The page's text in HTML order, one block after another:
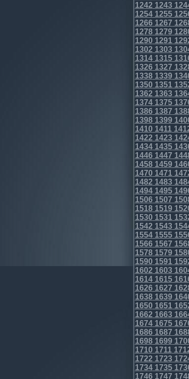
1242 1243
12541255
12661267
12781279
12901291
1302 1303
13141315
13261327
13381339
13501351
1362 1363
13741375
13861387
13981399
14101411
1422 1423
14341435
14461447
14581459
14701471
1482 1483
14941495
15061507
15181519
15301531
1542 1543
15541555
15661567
15781579
15901591
1602 1603
16141615
16261627
16381639
16501651
1662 1663
16741675
16861687
16981699
17101711
1722 1723
17341735
17461747